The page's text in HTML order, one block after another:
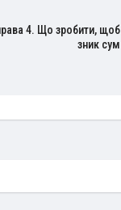
4. Що зробити, щоб
зник сум